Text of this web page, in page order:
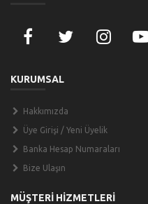
KURUMSAL
Hakkımızda
Üye Girişi / Yeni Üyelik
Banka Hesap Numaraları
Bize Ulaşın
MÜŞTERİ HİZMETLERİ